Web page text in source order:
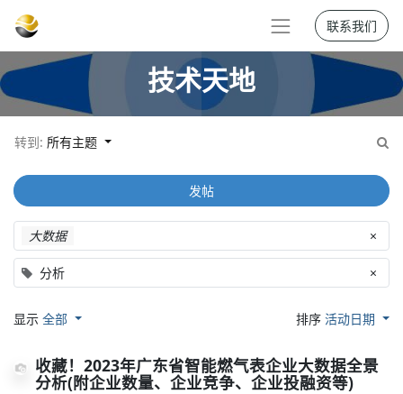
联系我们
技术天地
转到: 所有主题
大数据 ×
分析 ×
发帖
显示 全部 排序活动日期
收藏！2023年广东省智能燃气表企业大数据全景
分析(附企业数量、企业竞争、企业投融资等)